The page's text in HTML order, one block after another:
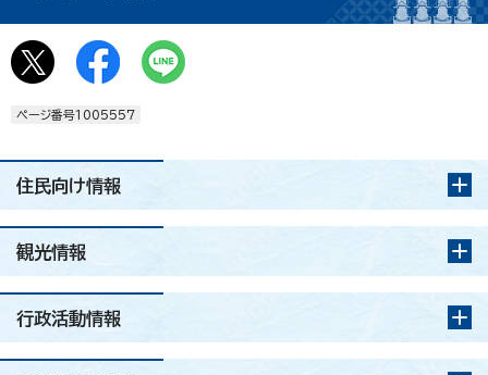
ページ番号1005557
住民向け情報
観光情報
行政活動情報